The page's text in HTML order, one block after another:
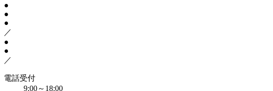
●
●
●
／
●
●
／
電話受付
9:00～18:00